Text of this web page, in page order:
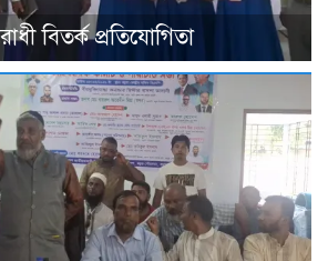
বিতর্ক প্রতিযোগিতা